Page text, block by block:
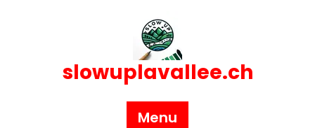
slowuplavallee.ch
Menu